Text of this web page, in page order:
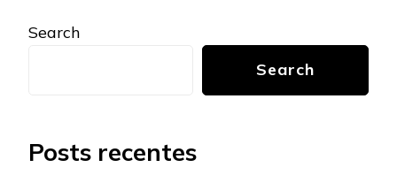
Search
Search
Posts recentes